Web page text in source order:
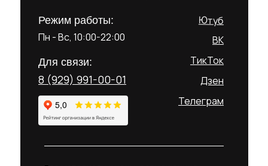
Ютуб
ВК
ТикТок
Дзен
Телеграм
8 (929) 991-00-01
Для связи:
Пн - Вс, 10:00-22:00
Режим работы: